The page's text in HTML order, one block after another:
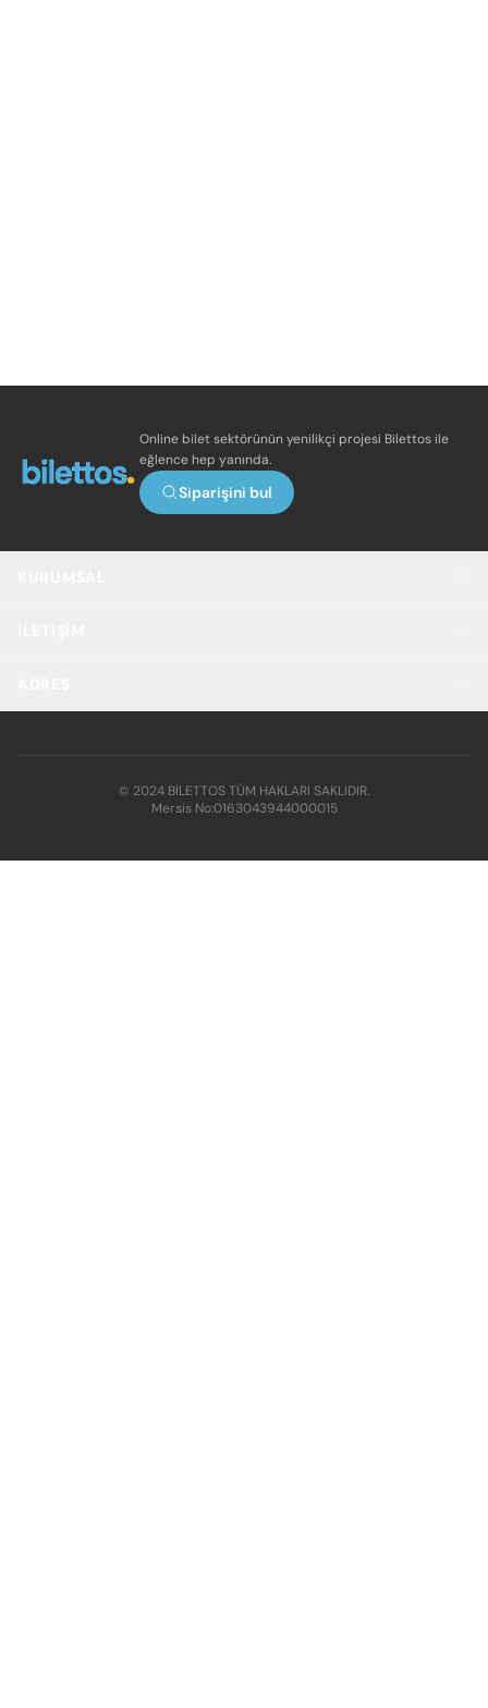
Online bilet sektörünün yenilikçi projesi Bilettos ile
eğlence hep yanında.
Siparişini bul
© 2024 BİLETTOS TÜM HAKLARI SAKLIDIR.
Mersis No:0163043944000015